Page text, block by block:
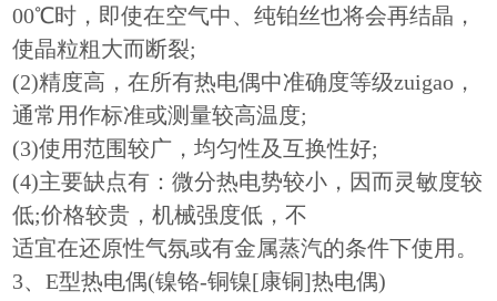
00℃时，即使在空气中、纯铂丝也将会再结晶，
使晶粒粗大而断裂;
(2)精度高，在所有热电偶中准确度等级zuigao，
通常用作标准或测量较高温度;
(3)使用范围较广，均匀性及互换性好;
(4)主要缺点有：微分热电势较小，因而灵敏度较
低;价格较贵，机械强度低，不
适宜在还原性气氛或有金属蒸汽的条件下使用。
3、E型热电偶(镍铬-铜镍[康铜]热电偶)